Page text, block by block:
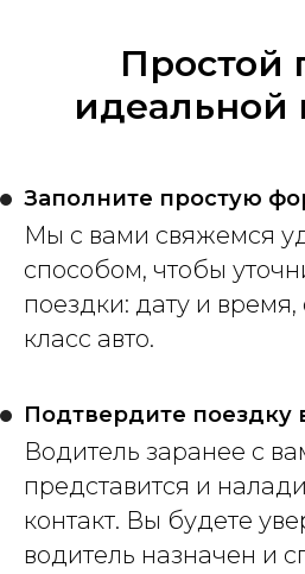
Простой
идеальной
Заполните простую
Мы с вами свяжемся
способом, чтобы
поездки: дату и время,
класс авто.
Подтвердите поездку
Водитель заранее с
представится и
контакт. Вы будете
водитель назначен и